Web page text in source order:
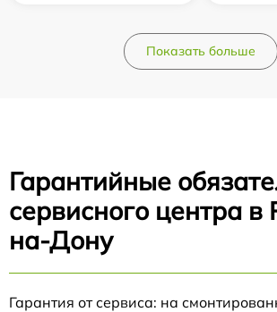
Показать больше
Гарантийные
сервисного центра в
на-Дону
Гарантия от сервиса: на